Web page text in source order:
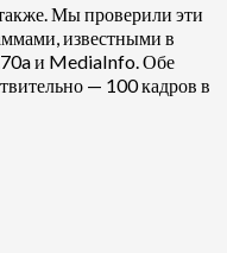
Мы проверили эти
известными в
и MediaInfo. Обе
— 100 кадров в